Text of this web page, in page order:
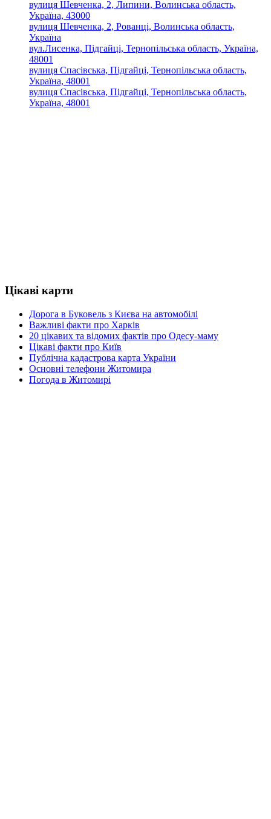
вулиця Шевченка, 2, Липини, Волинська область,
Україна, 43000
вулиця Шевченка, 2, Рованці, Волинська область,
Україна
вул.Лисенка, Підгайці, Тернопільська область, Україна,
48001
вулиця Спасівська, Підгайці, Тернопільська область,
Україна, 48001
вулиця Спасівська, Підгайці, Тернопільська область,
Україна, 48001
Цікаві карти
Дорога в Буковель з Києва на автомобілі
Важливі факти про Харків
20 цікавих та відомих фактів про Одесу-маму
Цікаві факти про Київ
Публічна кадастрова карта України
Основні телефони Житомира
Погода в Житомирі